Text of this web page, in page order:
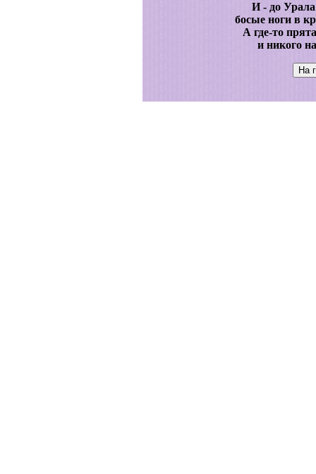
И - до
босые ноги в
А где-то
и никого